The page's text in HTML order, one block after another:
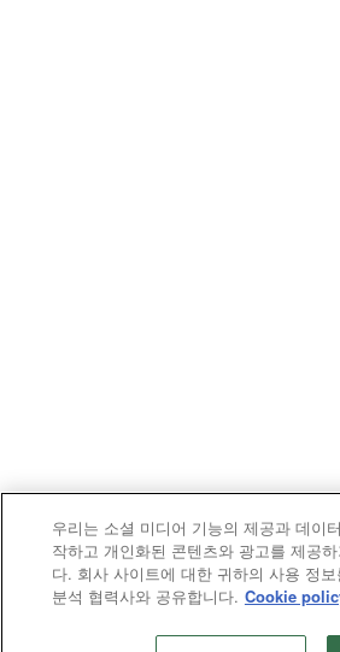
우리는 소셜 미디어 기능의 제공과 데이
작하고 개인화된 콘텐츠와 광고를 제공
다. 회사 사이트에 대한 귀하의 사용 정
분석 협력사와 공유합니다. Cookie